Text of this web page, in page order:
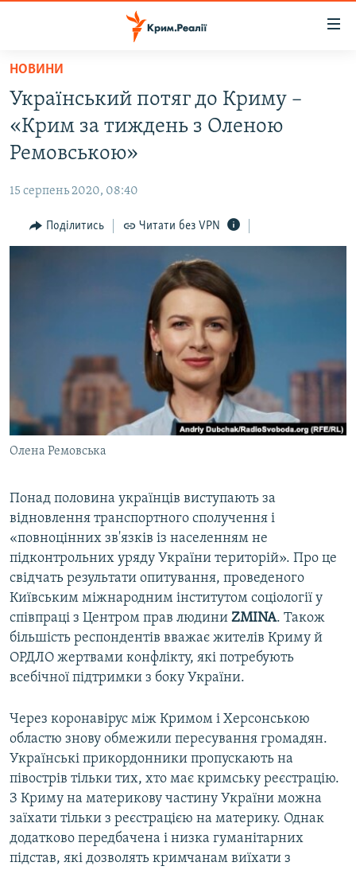
Перейти
основного
матеріалу
Перейти
до
основної
навігації
Перейти
до
ВОДА.КРИМ
ВІДЕО ТА ФОТО
БЛОГИ
ПОГЛЯД
ВІДЕОУРОКИ «ELIFBE»
СВІДЧЕННЯ ОКУПАЦІЇ
УКРАЇНСЬКА ПРОБЛЕМА КРИМУ
ІНФОГРАФІКА
ЯК ОБІЙТИ БЛОКУВАННЯ
Русский
Qırımtatar
ДОЛУЧАЙСЯ!
Усі сайти RFE/RL
НОВИНИ
Український потяг до Криму –
«Крим за тиждень з Оленою
Ремовською»
15 серпень 2020, 08:40
Поділитись Читати без VPN
Олена Ремовська
Понад половина українців виступають за
відновлення транспортного сполучення і
«повноцінних зв'язків із населенням не
підконтрольних уряду України територій». Про це
свідчать результати опитування, проведеного
Київським міжнародним інститутом соціології у
співпраці з Центром прав людини ZMINA. Також
більшість респондентів вважає жителів Криму й
ОРДЛО жертвами конфлікту, які потребують
всебічної підтримки з боку України.
Через коронавірус між Кримом і Херсонською
областю знову обмежили пересування громадян.
Українські прикордонники пропускають на
півострів тільки тих, хто має кримську реєстрацію.
З Криму на материкову частину України можна
заїхати тільки з реєстрацією на материку. Однак
додатково передбачена і низка гуманітарних
підстав, які дозволять кримчанам виїхати з